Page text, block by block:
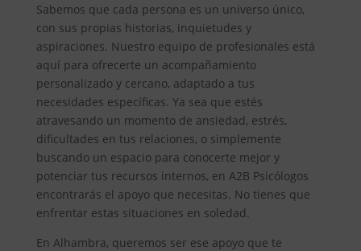
Sabemos que cada persona es un universo único,
con sus propias historias, inquietudes y
aspiraciones. Nuestro equipo de profesionales está
aquí para ofrecerte un acompañamiento
personalizado y cercano, adaptado a tus
necesidades específicas. Ya sea que estés
atravesando un momento de ansiedad, estrés,
dificultades en tus relaciones, o simplemente
buscando un espacio para conocerte mejor y
potenciar tus recursos internos, en A2B Psicólogos
encontrarás el apoyo que necesitas. No tienes que
enfrentar estas situaciones en soledad.
En Alhambra, queremos ser ese apoyo que te